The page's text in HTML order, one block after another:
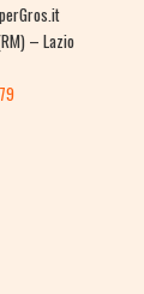
– Lazio